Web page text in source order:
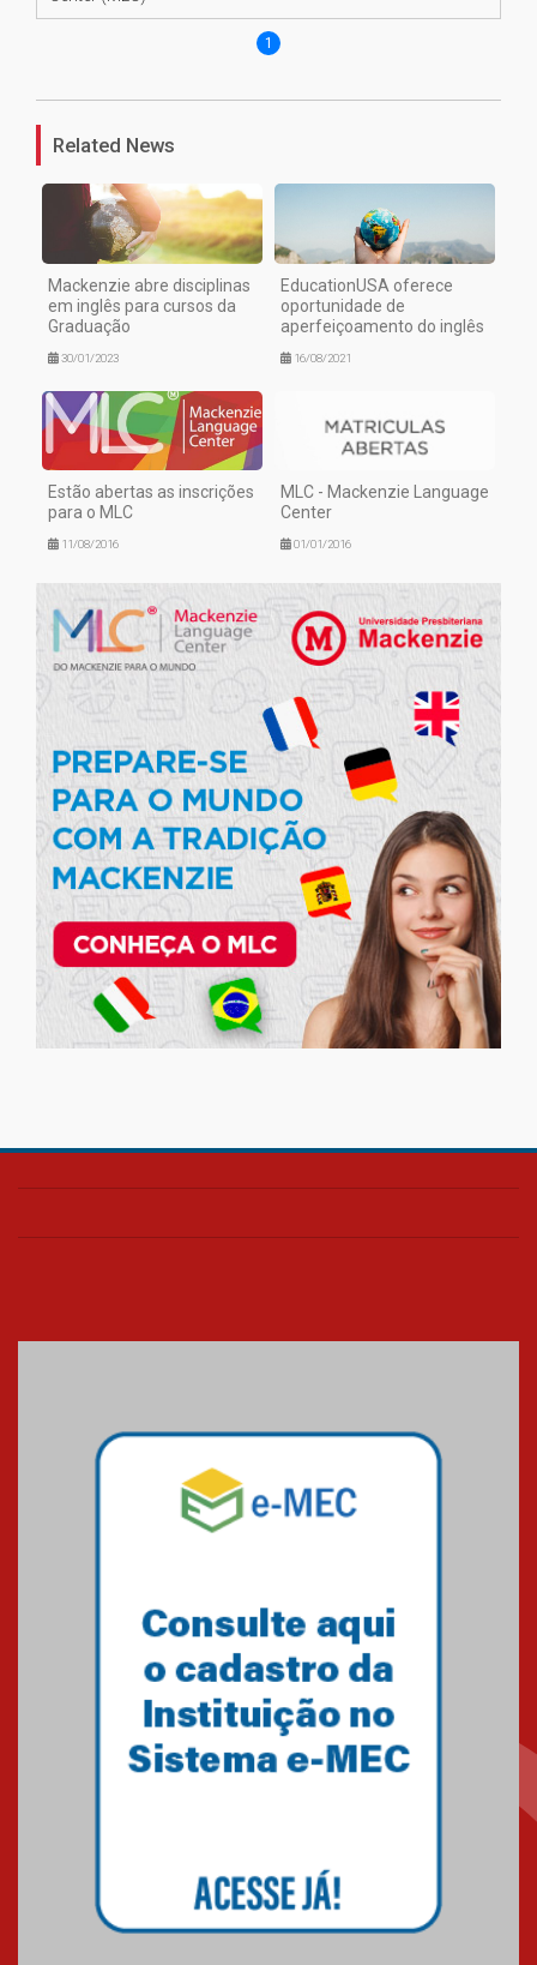
1
Related News
Mackenzie abre disciplinas
em inglês para cursos da
Graduação
30/01/2023
EducationUSA oferece
oportunidade de
aperfeiçoamento do inglês
16/08/2021
Estão abertas as inscrições
para o MLC
11/08/2016
MLC - Mackenzie Language
Center
01/01/2016